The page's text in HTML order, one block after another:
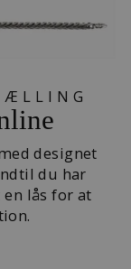
designet
du har
lås for at